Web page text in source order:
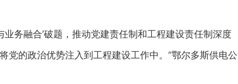
务融合’破题，推动党建责任制和工程建设责任制深度
党的政治优势注入到工程建设工作中。”鄂尔多斯供电公